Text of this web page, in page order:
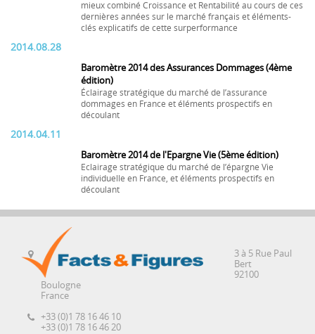
mieux combiné Croissance et Rentabilité au cours de ces
dernières années sur le marché français et éléments-
clés explicatifs de cette surperformance
2014.08.28
Baromètre 2014 des Assurances Dommages (4ème
édition)
Éclairage stratégique du marché de l’assurance
dommages en France et éléments prospectifs en
découlant
2014.04.11
Baromètre 2014 de l'Epargne Vie (5ème édition)
Eclairage stratégique du marché de l’épargne Vie
individuelle en France, et éléments prospectifs en
découlant
3 à 5 Rue Paul
Bert
92100
Boulogne
France
+33 (0)1 78 16 46 10
+33 (0)1 78 16 46 20